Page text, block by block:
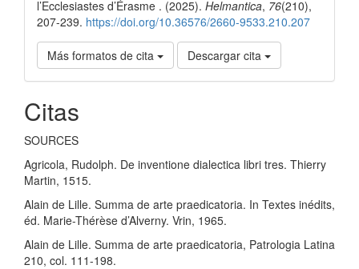
l’Ecclesiastes d’Érasme . (2025). Helmantica, 76(210),
207-239. https://doi.org/10.36576/2660-9533.210.207
Más formatos de cita Descargar cita
Citas
SOURCES
Agricola, Rudolph. De inventione dialectica libri tres. Thierry
Martin, 1515.
Alain de Lille. Summa de arte praedicatoria. In Textes inédits,
éd. Marie-Thérèse d’Alverny. Vrin, 1965.
Alain de Lille. Summa de arte praedicatoria, Patrologia Latina
210, col. 111-198.